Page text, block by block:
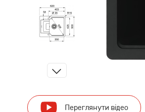
Переглянути відео